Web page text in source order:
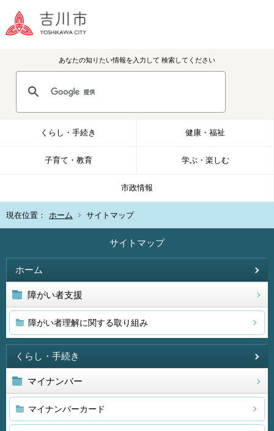
あなたの知りたい情報を入力して 検索してください
くらし・手続き 健康・福祉
子育て・教育 学ぶ・楽しむ
市政情報
現在位置： ホーム サイトマップ
サイトマップ
ホーム
障がい者支援
障がい者理解に関する取り組み
くらし・手続き
マイナンバー
マイナンバーカード